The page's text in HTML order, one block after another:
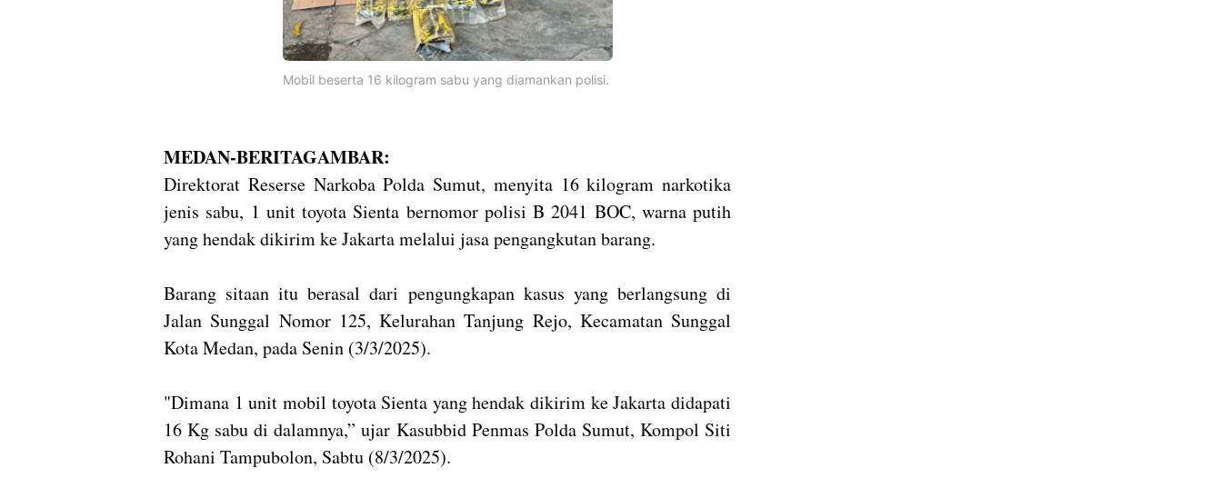
Mobil beserta 16 kilogram sabu yang diamankan polisi.
MEDAN-BERITAGAMBAR:
Direktorat Reserse Narkoba Polda Sumut, menyita 16 kilogram narkotika
jenis sabu, 1 unit toyota Sienta bernomor polisi B 2041 BOC, warna putih
yang hendak dikirim ke Jakarta melalui jasa pengangkutan barang.
Barang sitaan itu berasal dari pengungkapan kasus yang berlangsung di
Jalan Sunggal Nomor 125, Kelurahan Tanjung Rejo, Kecamatan Sunggal
Kota Medan, pada Senin (3/3/2025).
"Dimana 1 unit mobil toyota Sienta yang hendak dikirim ke Jakarta didapati
16 Kg sabu di dalamnya,” ujar Kasubbid Penmas Polda Sumut, Kompol Siti
Rohani Tampubolon, Sabtu (8/3/2025).